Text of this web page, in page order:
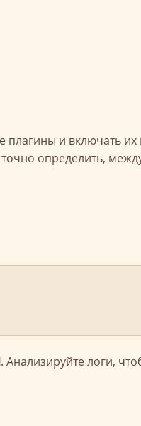
плагины и включать их
определить,
. Анализируйте логи,